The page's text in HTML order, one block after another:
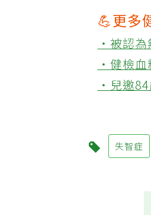
💪更多
‧被認為
‧健檢血
‧兒邀84
失智症